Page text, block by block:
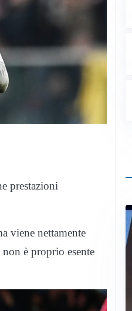
prestazioni
viene nettamente
è proprio esente